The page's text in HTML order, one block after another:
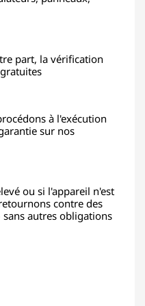
part, la vérification
à l'exécution
sur nos
ou si l'appareil n'est
contre des
autres obligations